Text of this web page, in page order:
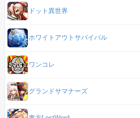
ドット異世界
ホワイトアウトサバイバル
ワンコレ
グランドサマナーズ